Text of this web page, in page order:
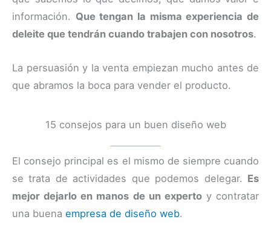
información. Que tengan la misma experiencia de
deleite que tendrán cuando trabajen con nosotros.
La persuasión y la venta empiezan mucho antes de
que abramos la boca para vender el producto.
15 consejos para un buen diseño web
El consejo principal es el mismo de siempre cuando
se trata de actividades que podemos delegar. Es
mejor dejarlo en manos de un expertoy contratar
una buena empresa de diseño web.